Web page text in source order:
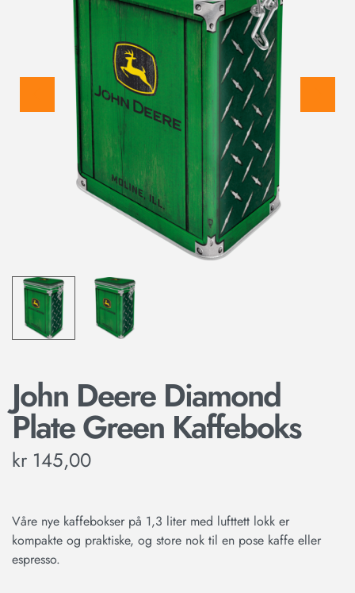
John Deere Diamond
Plate Green Kaffeboks
kr 145,00
Våre nye kaffebokser på 1,3 liter med lufttett lokk er
kompakte og praktiske, og store nok til en pose kaffe eller
espresso.